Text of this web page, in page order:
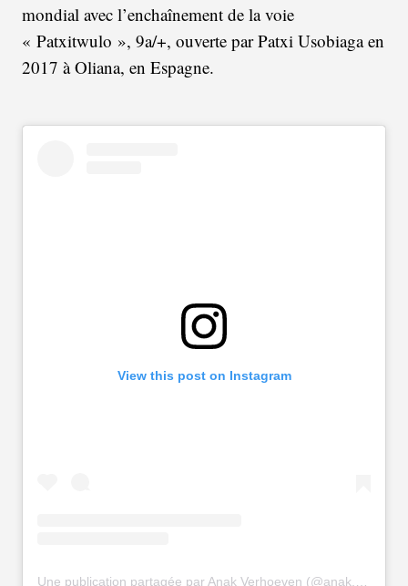
mondial avec l’enchaînement de la voie
« Patxitwulo », 9a/+, ouverte par Patxi Usobiaga en
2017 à Oliana, en Espagne.
View this post on Instagram